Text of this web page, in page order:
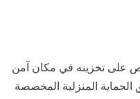
على تخزينه في مكان آمن
الحماية المنزلية المخصصة